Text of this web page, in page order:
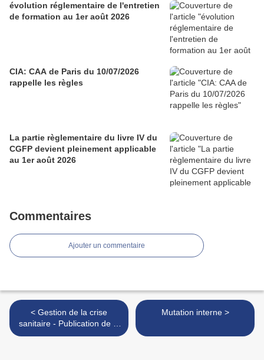
évolution réglementaire de l'entretien
de formation au 1er août 2026
CIA: CAA de Paris du 10/07/2026
rappelle les règles
La partie règlementaire du livre IV du
CGFP devient pleinement applicable
au 1er août 2026
Commentaires
Ajouter un commentaire
< Gestion de la crise
sanitaire - Publication de la
loi / impacts Ressources
Mutation interne >